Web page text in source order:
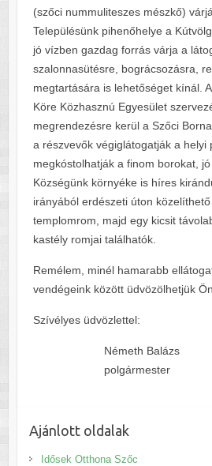
(szőci nummuliteszes mészkő)
Településünk pihenőhelye a
jó vízben gazdag forrás várja a
szalonnasütésre, bográcsozásra,
megtartására is lehetőséget kínál.
Köre Közhasznú Egyesület
megrendezésre kerül a Szőci
a részvevők végiglátogatják a helyi
megkóstolhatják a finom borokat,
Községünk környéke is híres
irányából erdészeti úton
templomrom, majd egy kicsit
kastély romjai találhatók.
Remélem, minél hamarabb
vendégeink között üdvözölhetjük
Szívélyes üdvözlettel:
Németh Balázs
polgármester
Ajánlott oldalak
Idősek Otthona Szőc